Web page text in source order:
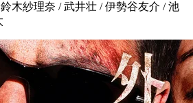
木紗理奈 / 武井壮 / 伊勢谷友介 / 池